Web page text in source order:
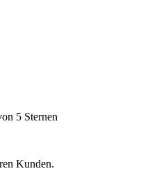
5 Sternen
Kunden.